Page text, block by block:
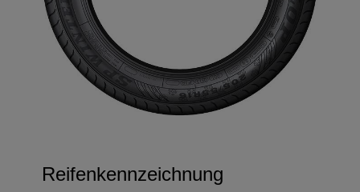
Reifenkennzeichnung